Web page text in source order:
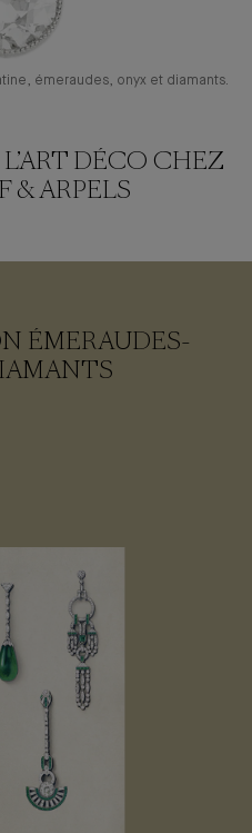
émeraudes, onyx et diamants.
DÉCO CHEZ
& ARPELS
ÉMERAUDES-